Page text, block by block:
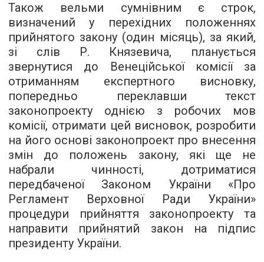
Також вельми сумнівним є строк,
визначений у перехідних положеннях
прийнятого закону (один місяць), за який,
зі слів Р. Князевича, планується
звернутися до Венеційської комісії за
отриманням експертного висновку,
попередньо переклавши текст
законопроекту однією з робочих мов
комісії, отримати цей висновок, розробити
на його основі законопроект про внесення
змін до положень закону, які ще не
набрали чинності, дотриматися
передбаченої Законом України «Про
Регламент Верховної Ради України»
процедури прийняття законопроекту та
направити прийнятий закон на підпис
президенту України.